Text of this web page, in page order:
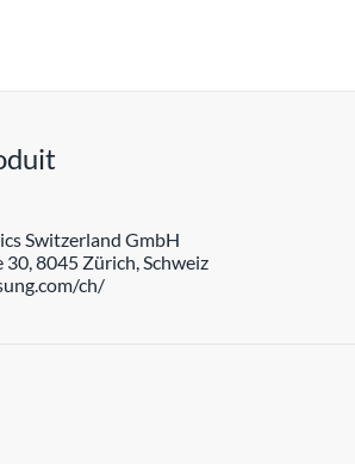
Switzerland GmbH
8045 Zürich, Schweiz
ch/